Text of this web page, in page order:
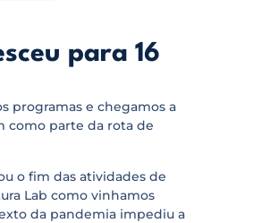
para 16
programas e chegamos a
como parte da rota de
o fim das atividades de
Lab como vinhamos
da pandemia impediu a